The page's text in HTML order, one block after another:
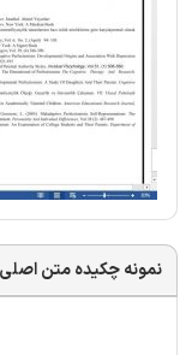
نمونه چکیده متن